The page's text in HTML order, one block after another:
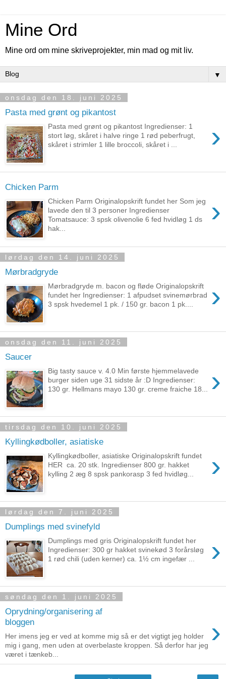
Mine Ord
Mine ord om mine skriveprojekter, min mad og mit liv.
▼
onsdag den 18. juni 2025
Pasta med grønt og pikantost
›
Pasta med grønt og pikantost Ingredienser: 1
stort løg, skåret i halve ringe 1 rød peberfrugt,
skåret i strimler 1 lille broccoli, skåret i ...
Chicken Parm
›
Chicken Parm Originalopskrift fundet her Som jeg
lavede den til 3 personer Ingredienser
Tomatsauce: 3 spsk olivenolie 6 fed hvidløg 1 ds
hak...
lørdag den 14. juni 2025
Mørbradgryde
›
Mørbradgryde m. bacon og fløde Originalopskrift
fundet her Ingredienser: 1 afpudset svinemørbrad
3 spsk hvedemel 1 pk. / 150 gr. bacon 1 pk....
onsdag den 11. juni 2025
Saucer
›
Big tasty sauce v. 4.0 Min første hjemmelavede
burger siden uge 31 sidste år :D Ingredienser:
130 gr. Hellmans mayo 130 gr. creme fraiche 18...
tirsdag den 10. juni 2025
Kyllingkødboller, asiatiske
›
Kyllingkødboller, asiatiske Originalopskrift fundet
HER ca. 20 stk. Ingredienser 800 gr. hakket
kylling 2 æg 8 spsk pankorasp 3 fed hvidløg...
lørdag den 7. juni 2025
Dumplings med svinefyld
›
Dumplings med gris Originalopskrift fundet her
Ingredienser: 300 gr hakket svinekød 3 forårsløg
1 rød chili (uden kerner) ca. 1½ cm ingefær ...
søndag den 1. juni 2025
Oprydning/organisering af
bloggen
›
Her imens jeg er ved at komme mig så er det vigtigt jeg holder
mig i gang, men uden at overbelaste kroppen. Så derfor har jeg
været i tænkeb...